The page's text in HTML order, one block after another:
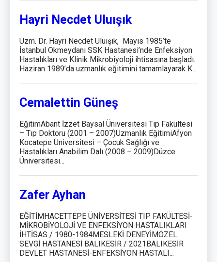
Hayri Necdet Uluışık
Uzm. Dr. Hayri Necdet Uluışık, Mayıs 1985’te
İstanbul Okmeydanı SSK Hastanesi’nde Enfeksiyon
Hastalıkları ve Klinik Mikrobiyoloji ihtisasına başladı.
Haziran 1989’da uzmanlık eğitimini tamamlayarak K...
Cemalettin Güneş
EğitimAbant İzzet Baysal Üniversitesi Tıp Fakültesi
– Tıp Doktoru (2001 – 2007)Uzmanlık EğitimiAfyon
Kocatepe Üniversitesi – Çocuk Sağlığı ve
Hastalıkları Anabilim Dalı (2008 – 2009)Düzce
Üniversitesi...
Zafer Ayhan
EĞİTİMHACETTEPE ÜNİVERSİTESİ TIP FAKÜLTESİ-
MİKROBİYOLOJİ VE ENFEKSİYON HASTALIKLARI
İHTİSAS / 1980-1984MESLEKİ DENEYİMÖZEL
SEVGİ HASTANESİ BALIKESİR / 2021BALIKESİR
DEVLET HASTANESİ-ENFEKSİYON HASTALI...